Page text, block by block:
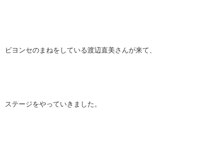
ビヨンセのまねをしている渡辺直美さんが来て、
ステージをやっていきました。